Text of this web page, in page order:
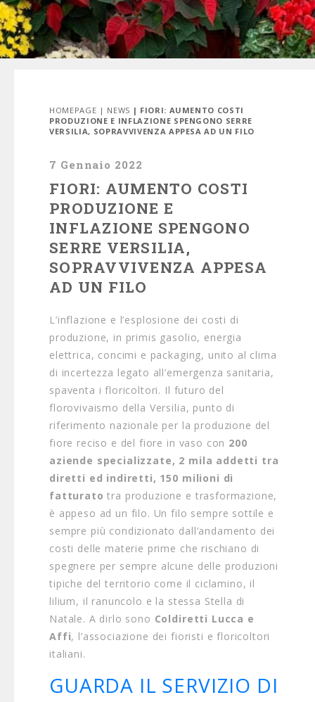
HOMEPAGE | NEWS | FIORI: AUMENTO COSTI
PRODUZIONE E INFLAZIONE SPENGONO SERRE
VERSILIA, SOPRAVVIVENZA APPESA AD UN FILO
7 Gennaio 2022
FIORI: AUMENTO COSTI
PRODUZIONE E
INFLAZIONE SPENGONO
SERRE VERSILIA,
SOPRAVVIVENZA APPESA
AD UN FILO
L’inflazione e l’esplosione dei costi di
produzione, in primis gasolio, energia
elettrica, concimi e packaging, unito al clima
di incertezza legato all’emergenza sanitaria,
spaventa i floricoltori. Il futuro del
florovivaismo della Versilia, punto di
riferimento nazionale per la produzione del
fiore reciso e del fiore in vaso con 200
aziende specializzate, 2 mila addetti tra
diretti ed indiretti, 150 milioni di
fatturato tra produzione e trasformazione,
è appeso ad un filo. Un filo sempre sottile e
sempre più condizionato dall’andamento dei
costi delle materie prime che rischiano di
spegnere per sempre alcune delle produzioni
tipiche del territorio come il ciclamino, il
lilium, il ranuncolo e la stessa Stella di
Natale. A dirlo sono Coldiretti Lucca e
Affi, l’associazione dei fioristi e floricoltori
italiani.
GUARDA IL SERVIZIO DI